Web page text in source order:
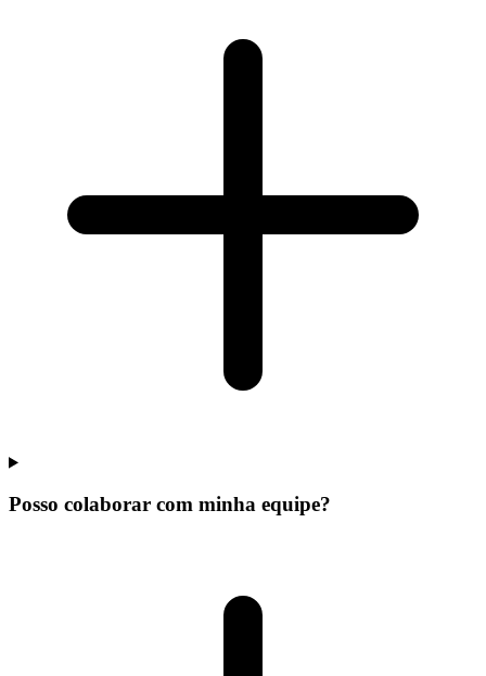
Posso colaborar com minha equipe?